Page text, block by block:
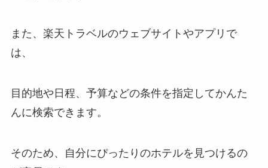
また、楽天トラベルのウェブサイトやアプリで
は、
目的地や日程、予算などの条件を指定してかんた
んに検索できます。
そのため、自分にぴったりのホテルを見つけるの